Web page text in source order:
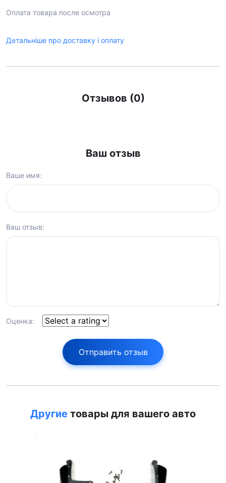
Оплата товара после осмотра
Детальніше про доставку і оплату
Отзывов (0)
Ваш отзыв
Ваше имя:
Ваш отзыв:
Оценка:
Отправить отзыв
Другие товары для вашего авто